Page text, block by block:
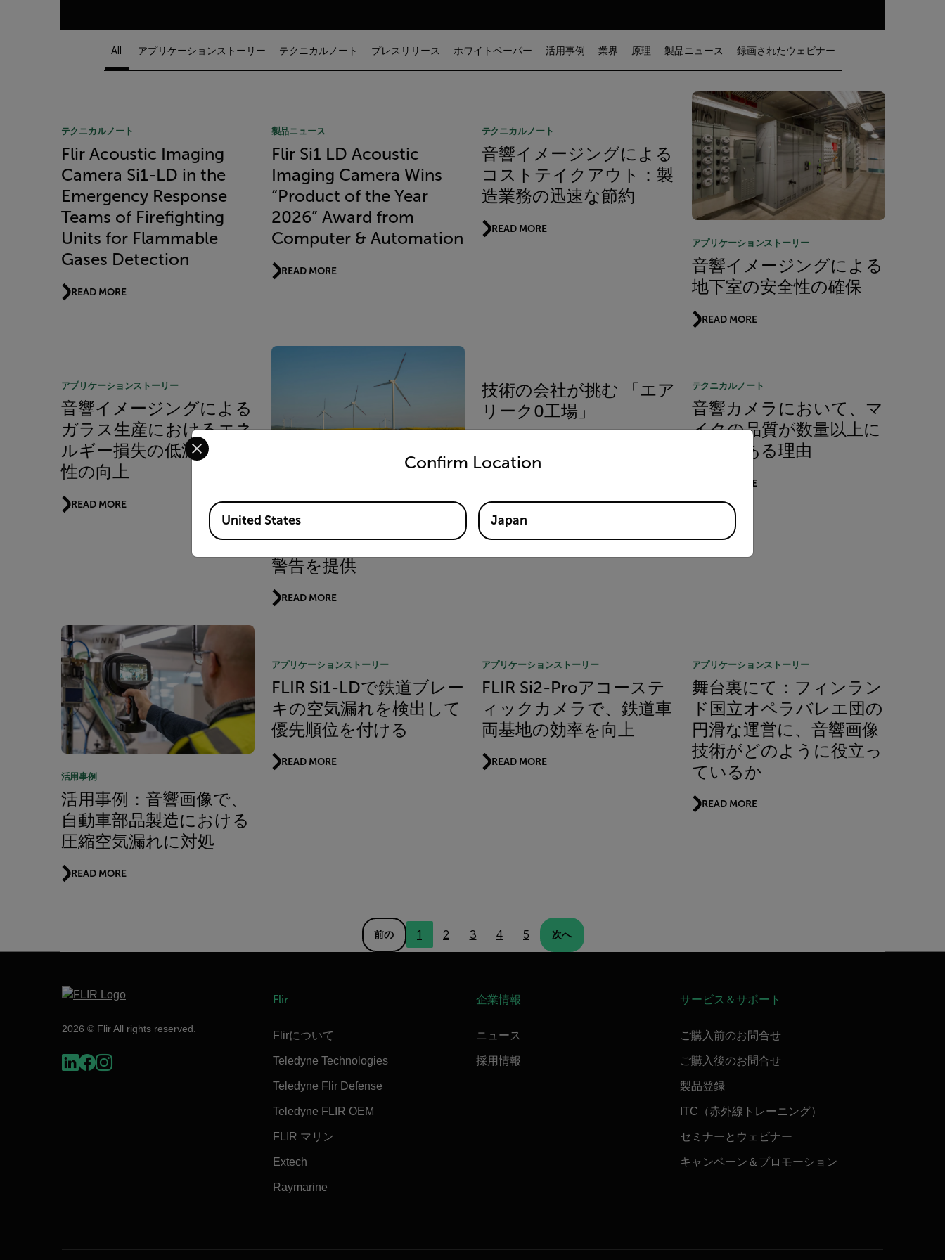
Article Listing
All アプリケーションストーリー テクニカルノート プレスリリース ホワイトペーパー 活用事例 業界 原理 製品ニュース 録画されたウェビナー
テクニカルノート
Flir Acoustic Imaging
Camera Si1-LD in the
Emergency Response
Teams of Firefighting
Units for Flammable
Gases Detection
READ MORE
製品ニュース
Flir Si1 LD Acoustic
Imaging Camera Wins
“Product of the Year
2026” Award from
Computer & Automation
READ MORE
テクニカルノート
音響イメージングによる
コストテイクアウト：製
造業務の迅速な節約
READ MORE
アプリケーションストーリー
音響イメージングによる
地下室の安全性の確保
READ MORE
アプリケーションストーリー
音響イメージングによる
ガラス生産におけるエネ
ルギー損失の低減と安全
性の向上
READ MORE
音響イメージングは、風
力タービンのギアボック
ス故障を防ぐための早期
警告を提供
READ MORE
技術の会社が挑む 「エア
リーク0工場」
テクニカルノート
音響カメラにおいて、マ
イクの品質が数量以上に
重要である理由
READ MORE
活用事例
活用事例：音響画像で、
自動車部品製造における
圧縮空気漏れに対処
READ MORE
アプリケーションストーリー
FLIR Si1-LDで鉄道ブレー
キの空気漏れを検出して
優先順位を付ける
READ MORE
アプリケーションストーリー
FLIR Si2-Proアコーステ
ィックカメラで、鉄道車
両基地の効率を向上
READ MORE
アプリケーションストーリー
舞台裏にて：フィンラン
ド国立オペラバレエ団の
円滑な運営に、音響画像
技術がどのように役立っ
ているか
READ MORE
前の 1 2 3 4 5 次へ
2026 © Flir All rights reserved.
Flir
Flirについて
Teledyne Technologies
Teledyne Flir Defense
Teledyne FLIR OEM
FLIR マリン
Extech
Raymarine
企業情報
ニュース
採用情報
サービス＆サポート
ご購入前のお問合せ
ご購入後のお問合せ
製品登録
ITC（赤外線トレーニング）
セミナーとウェビナー
キャンペーン＆プロモーション
Confirm Location
Select your preferred country and language from the options below to access the appropriate version of our website.
Available Locations
United States Japan